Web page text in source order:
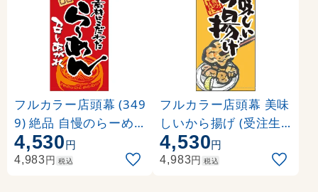
フルカラー店頭幕 (349
9) 絶品 自慢のらーめ
ん (ポンジ)
4,530円
4,983円 税込
フルカラー店頭幕 美味
しいから揚げ (受注生
産品) 素材:ポンジ (632
41)
4,530円
4,983円 税込